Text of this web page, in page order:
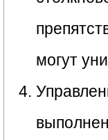
могут